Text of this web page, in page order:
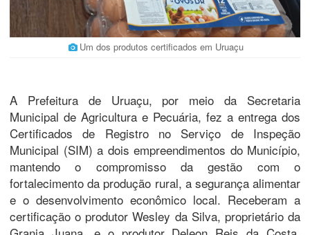
Um dos produtos certificados em Uruaçu
A Prefeitura de Uruaçu, por meio da Secretaria
Municipal de Agricultura e Pecuária, fez a entrega dos
Certificados de Registro no Serviço de Inspeção
Municipal (SIM) a dois empreendimentos do Município,
mantendo o compromisso da gestão com o
fortalecimento da produção rural, a segurança alimentar
e o desenvolvimento econômico local. Receberam a
certificação o produtor Wesley da Silva, proprietário da